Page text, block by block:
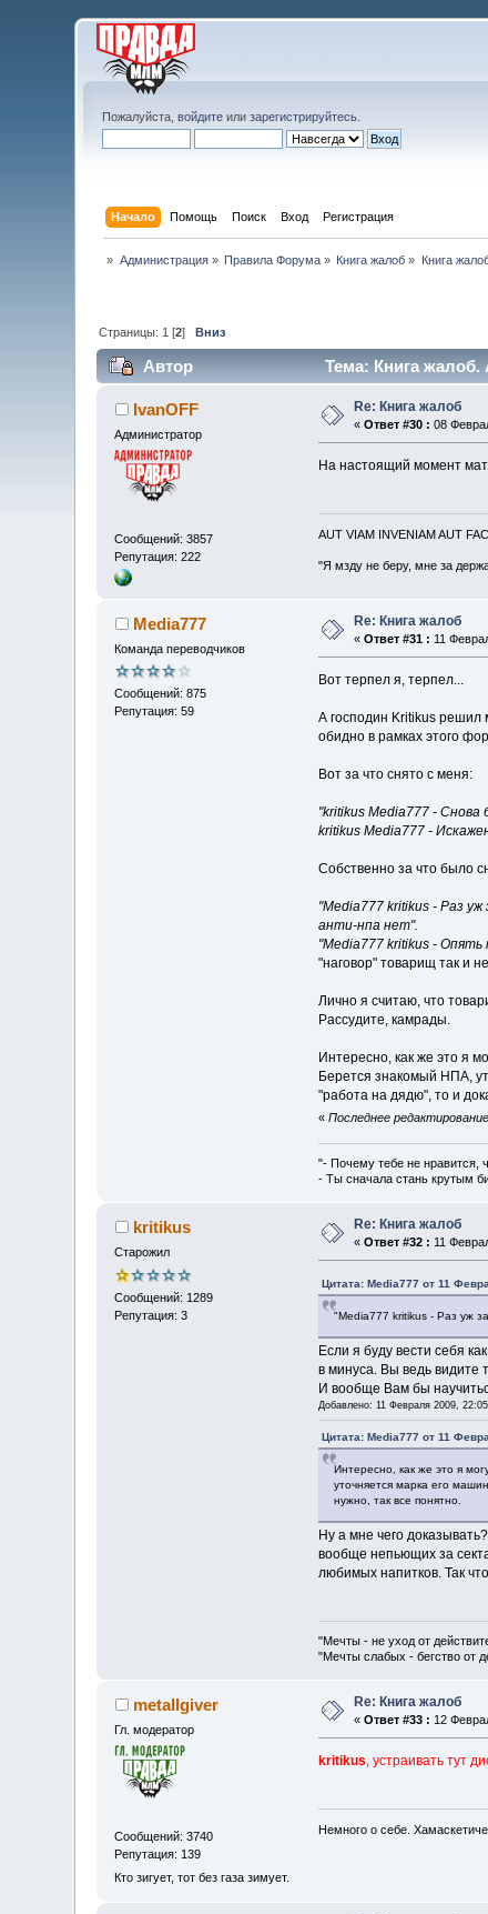
Пожалуйста,войдите илизарегистрируйтесь
Начало Помощь Поиск Вход Регистрация
» Администрация» Правила Форума » Книга жалоб » Книга
Страницы: 1 [2]Вниз
Автор Тема: Книга жалоб.
IvanOFF
Администратор
Сообщений: 3857
Репутация: 222
Re: Книга жалоб
«Ответ #30 : 08
На настоящий момент
AUT VIAM INVENIAM AUT
"Я мзду не беру, мне за
Media777
Команда переводчиков
Сообщений: 875
Репутация: 59
Re: Книга жалоб
«Ответ #31 : 11
Вот терпел я, терпел...
А господин Kritikus решил
обидно в рамках этого
Вот за что снято с меня:
"kritikus Media777 -
kritikus Media777 -
Собственно за что было
"Media777 kritikus - Раз
анти-нпа нет".
"Media777 kritikus -
"наговор" товарищ так и
Лично я считаю, что
Рассудите, камрады.
Интересно, как же это я
Берется знакомый НПА,
"работа на дядю", то и
« Последнее
"- Почему тебе не нравится,
- Ты сначала стань крутым
kritikus
Старожил
Сообщений: 1289
Репутация: 3
Re: Книга жалоб
«Ответ #32 : 11
Цитата: Media777 от 11
"Media777 kritikus - Раз уж
Если я буду вести себя
в минуса. Вы ведь видите
И вообще Вам бы
Добавлено: 11 Февраля 2009,
Цитата: Media777 от 11
Интересно, как же это я
уточняется марка его
нужно, так все понятно.
Ну а мне чего
вообще непьющих за
любимых напитков. Так
"Мечты - не уход от
"Мечты слабых - бегство от
metallgiver
Гл. модератор
Сообщений: 3740
Репутация: 139
Кто зигует, тот без газа зимует.
Re: Книга жалоб
«Ответ #33 : 12
kritikus, устраивать тут
Немного о себе.